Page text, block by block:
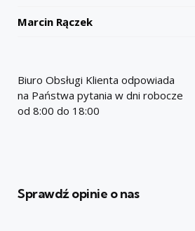
Marcin Rączek
Biuro Obsługi Klienta odpowiada
na Państwa pytania w dni robocze
od 8:00 do 18:00
Sprawdź opinie o nas